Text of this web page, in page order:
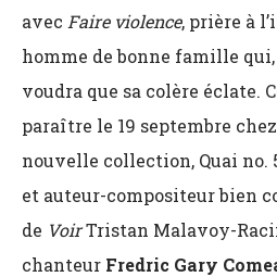
avec Faire violence, prière à
homme de bonne famille
voudra que sa colère éclate.
paraître le 19 septembre
nouvelle collection, Quai no.
et auteur-compositeur bien
de VoirTristan Malavoy-
chanteur Fredric Gary